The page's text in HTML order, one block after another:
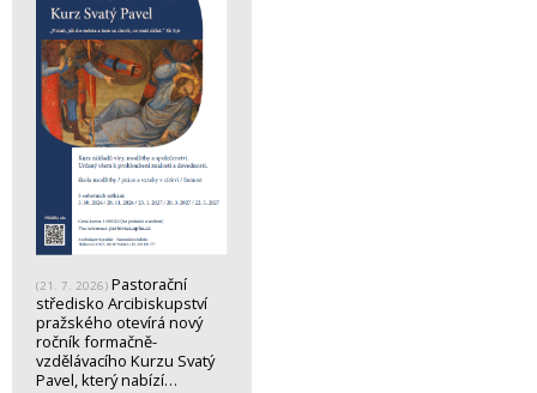
(21. 7. 2026) Pastorační
středisko Arcibiskupství
pražského otevírá nový
ročník formačně-
vzdělávacího Kurzu Svatý
Pavel, který nabízí…